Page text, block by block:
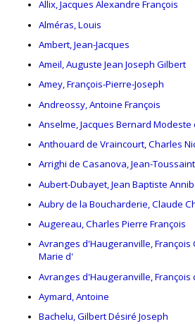
Allix, Jacques Alexandre François
Alméras, Louis
Ambert, Jean-Jacques
Ameil, Auguste Jean Joseph Gilbert
Amey, François-Pierre-Joseph
Andreossy, Antoine François
Anselme, Jacques Bernard Modeste
Anthouard de Vraincourt, Charles
Arrighi de Casanova, Jean-Toussaint
Aubert-Dubayet, Jean Baptiste
Aubry de la Boucharderie, Claude
Augereau, Charles Pierre François
Avranges d'Haugeranville, François
Marie d'
Avranges d'Haugeranville, François
Aymard, Antoine
Bachelu, Gilbert Désiré Joseph